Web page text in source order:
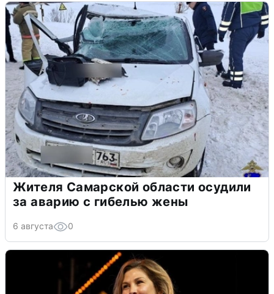
Жителя Самарской области осудили
за аварию с гибелью жены
6 августа 0